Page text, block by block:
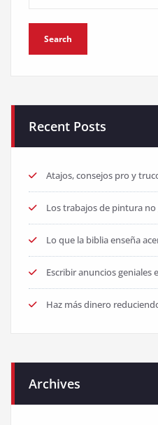
Recent Posts
Atajos, consejos pro y
Los trabajos de pintura no
Lo que la biblia enseña
Escribir anuncios geniales
Haz más dinero
Archives